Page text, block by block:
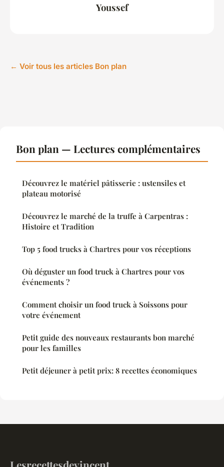
Youssef
← Voir tous les articles Bon plan
Bon plan — Lectures complémentaires
Découvrez le matériel pâtisserie : ustensiles et
plateau motorisé
Découvrez le marché de la truffe à Carpentras :
Histoire et Tradition
Top 5 food trucks à Chartres pour vos réceptions
Où déguster un food truck à Chartres pour vos
événements ?
Comment choisir un food truck à Soissons pour
votre événement
Petit guide des nouveaux restaurants bon marché
pour les familles
Petit déjeuner à petit prix: 8 recettes économiques